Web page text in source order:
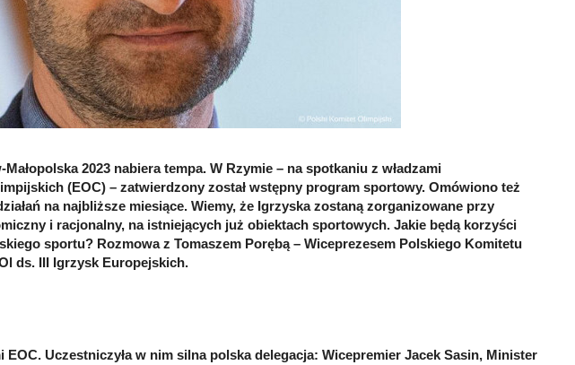
2023 nabiera tempa. W Rzymie – na spotkaniu z władzami
(EOC) – zatwierdzony został wstępny program sportowy. Omówiono też
na najbliższe miesiące. Wiemy, że Igrzyska zostaną zorganizowane przy
i racjonalny, na istniejących już obiektach sportowych. Jakie będą korzyści
sportu? Rozmowa z Tomaszem Porębą – Wiceprezesem Polskiego Komitetu
ds. III Igrzysk Europejskich.
EOC. Uczestniczyła w nim silna polska delegacja: Wicepremier Jacek Sasin, Minister